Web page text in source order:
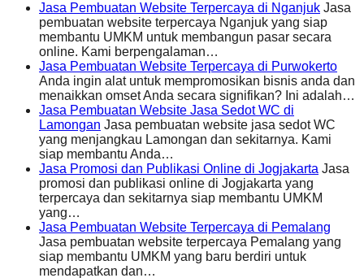
Jasa Pembuatan Website Terpercaya di Nganjuk Jasa
pembuatan website terpercaya Nganjuk yang siap
membantu UMKM untuk membangun pasar secara
online. Kami berpengalaman…
Jasa Pembuatan Website Terpercaya di Purwokerto
Anda ingin alat untuk mempromosikan bisnis anda dan
menaikkan omset Anda secara signifikan? Ini adalah…
Jasa Pembuatan Website Jasa Sedot WC di
Lamongan Jasa pembuatan website jasa sedot WC
yang menjangkau Lamongan dan sekitarnya. Kami
siap membantu Anda…
Jasa Promosi dan Publikasi Online di Jogjakarta Jasa
promosi dan publikasi online di Jogjakarta yang
terpercaya dan sekitarnya siap membantu UMKM
yang…
Jasa Pembuatan Website Terpercaya di Pemalang
Jasa pembuatan website terpercaya Pemalang yang
siap membantu UMKM yang baru berdiri untuk
mendapatkan dan…